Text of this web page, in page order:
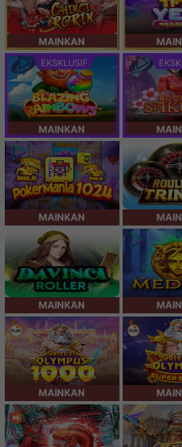
MAINKAN
EKSKLUSIF
MAINKAN
MAINKAN
MAINKAN
MAINKAN